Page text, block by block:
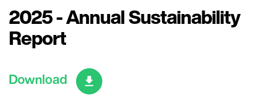
2025 - Annual Sustainability
Report
Download